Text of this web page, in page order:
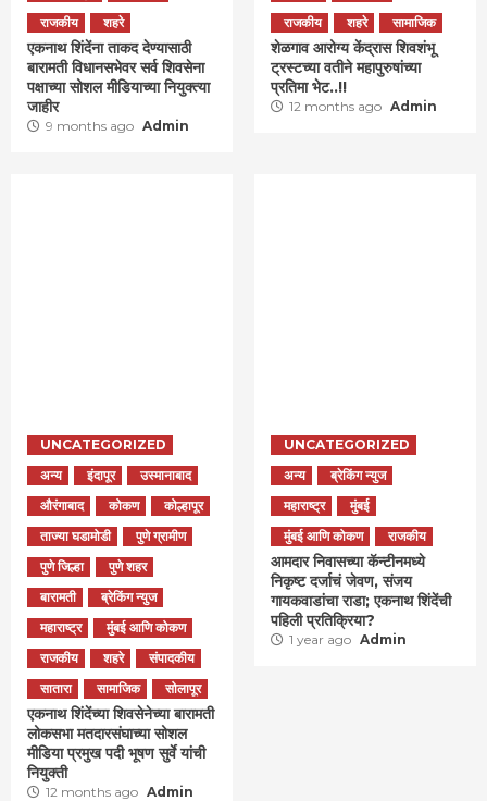
राजकीय शहरे
एकनाथ शिंदेंना ताकद देण्यासाठी
बारामती विधानसभेवर सर्व शिवसेना
पक्षाच्या सोशल मीडियाच्या नियुक्त्या
जाहीर
9 months ago Admin
राजकीय शहरे सामाजिक
शेळगाव आरोग्य केंद्रास शिवशंभू
ट्रस्टच्या वतीने महापुरुषांच्या
प्रतिमा भेट..!!
12 months ago Admin
UNCATEGORIZED
अन्य
इंदापूर
उस्मानाबाद
औरंगाबाद
कोकण
कोल्हापूर
ताज्या घडामोडी
पुणे ग्रामीण
पुणे जिल्हा
पुणे शहर
बारामती
ब्रेकिंग न्युज
महाराष्ट्र
मुंबई आणि कोकण
राजकीय
शहरे
संपादकीय
सातारा
सामाजिक सोलापूर
एकनाथ शिंदेंच्या शिवसेनेच्या बारामती
लोकसभा मतदारसंघाच्या सोशल
मीडिया प्रमुख पदी भूषण सुर्वे यांची
नियुक्ती
12 months ago Admin
UNCATEGORIZED
अन्य
ब्रेकिंग न्युज
महाराष्ट्र
मुंबई
मुंबई आणि कोकण
राजकीय
आमदार निवासच्या कॅन्टीनमध्ये
निकृष्ट दर्जाचं जेवण, संजय
गायकवाडांचा राडा; एकनाथ शिंदेंची
पहिली प्रतिक्रिया?
1 year ago Admin